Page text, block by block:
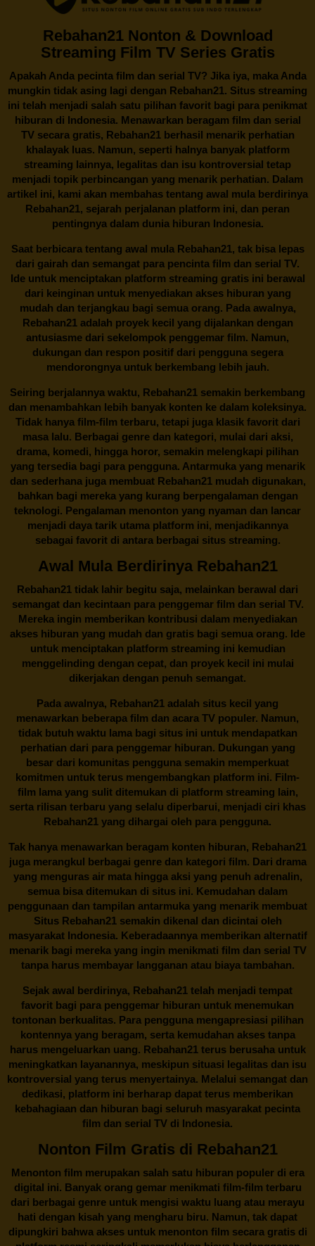
Rebahan21 Nonton & Download
Streaming Film TV Series Gratis
Apakah Anda pecinta film dan serial TV? Jika iya, maka Anda
mungkin tidak asing lagi dengan Rebahan21. Situs streaming
ini telah menjadi salah satu pilihan favorit bagi para penikmat
hiburan di Indonesia. Menawarkan beragam film dan serial
TV secara gratis, Rebahan21berhasil menarik perhatian
khalayak luas. Namun, seperti halnya banyak platform
streaming lainnya, legalitas dan isu kontroversial tetap
menjadi topik perbincangan yang menarik perhatian. Dalam
artikel ini, kami akan membahas tentang awal mula berdirinya
Rebahan21, sejarah perjalanan platform ini, dan peran
pentingnya dalam dunia hiburan Indonesia.
Saat berbicara tentang awal mula Rebahan21, tak bisa lepas
dari gairah dan semangat para pencinta film dan serial TV.
Ide untuk menciptakan platform streaming gratis ini berawal
dari keinginan untuk menyediakan akses hiburan yang
mudah dan terjangkau bagi semua orang. Pada awalnya,
Rebahan21 adalah proyek kecil yang dijalankan dengan
antusiasme dari sekelompok penggemar film. Namun,
dukungan dan respon positif dari pengguna segera
mendorongnya untuk berkembang lebih jauh.
Seiring berjalannya waktu, Rebahan21 semakin berkembang
dan menambahkan lebih banyak konten ke dalam koleksinya.
Tidak hanya film-film terbaru, tetapi juga klasik favorit dari
masa lalu. Berbagai genre dan kategori, mulai dari aksi,
drama, komedi, hingga horor, semakin melengkapi pilihan
yang tersedia bagi para pengguna. Antarmuka yang menarik
dan sederhana juga membuatRebahan21mudah digunakan,
bahkan bagi mereka yang kurang berpengalaman dengan
teknologi. Pengalaman menonton yang nyaman dan lancar
menjadi daya tarik utama platform ini, menjadikannya
sebagai favorit di antara berbagai situs streaming.
Awal Mula Berdirinya Rebahan21
Rebahan21 tidak lahir begitu saja, melainkan berawal dari
semangat dan kecintaan para penggemar film dan serial TV.
Mereka ingin memberikan kontribusi dalam menyediakan
akses hiburan yang mudah dan gratis bagi semua orang. Ide
untuk menciptakan platform streaming ini kemudian
menggelinding dengan cepat, dan proyek kecil ini mulai
dikerjakan dengan penuh semangat.
Pada awalnya, Rebahan21 adalah situs kecil yang
menawarkan beberapa film dan acara TV populer. Namun,
tidak butuh waktu lama bagi situs ini untuk mendapatkan
perhatian dari para penggemar hiburan. Dukungan yang
besar dari komunitas pengguna semakin memperkuat
komitmen untuk terus mengembangkan platform ini. Film-
film lama yang sulit ditemukan di platform streaming lain,
serta rilisan terbaru yang selalu diperbarui, menjadi ciri khas
Rebahan21 yang dihargai oleh para pengguna.
Tak hanya menawarkan beragam konten hiburan, Rebahan21
juga merangkul berbagai genre dan kategori film. Dari drama
yang menguras air mata hingga aksi yang penuh adrenalin,
semua bisa ditemukan di situs ini. Kemudahan dalam
penggunaan dan tampilan antarmuka yang menarik membuat
Situs Rebahan21semakin dikenal dan dicintai oleh
masyarakat Indonesia. Keberadaannya memberikan alternatif
menarik bagi mereka yang ingin menikmati film dan serial TV
tanpa harus membayar langganan atau biaya tambahan.
Sejak awal berdirinya, Rebahan21 telah menjadi tempat
favorit bagi para penggemar hiburan untuk menemukan
tontonan berkualitas. Para pengguna mengapresiasi pilihan
kontennya yang beragam, serta kemudahan akses tanpa
harus mengeluarkan uang. Rebahan21terus berusaha untuk
meningkatkan layanannya, meskipun situasi legalitas dan isu
kontroversial yang terus menyertainya. Melalui semangat dan
dedikasi, platform ini berharap dapat terus memberikan
kebahagiaan dan hiburan bagi seluruh masyarakat pecinta
film dan serial TV di Indonesia.
Nonton Film Gratis di Rebahan21
Menonton film merupakan salah satu hiburan populer di era
digital ini. Banyak orang gemar menikmati film-film terbaru
dari berbagai genre untuk mengisi waktu luang atau merayu
hati dengan kisah yang mengharu biru. Namun, tak dapat
dipungkiri bahwa akses untuk menonton film secara gratis di